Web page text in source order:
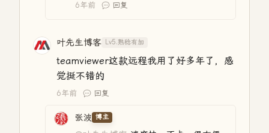
6年前 回复
叶先生博客 Lv5.熟稔有加
teamviewer这款远程我用了好多年了，感
觉挺不错的
6年前 回复
张波 博主